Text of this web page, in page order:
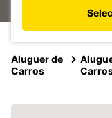
Aluguer de
Carros